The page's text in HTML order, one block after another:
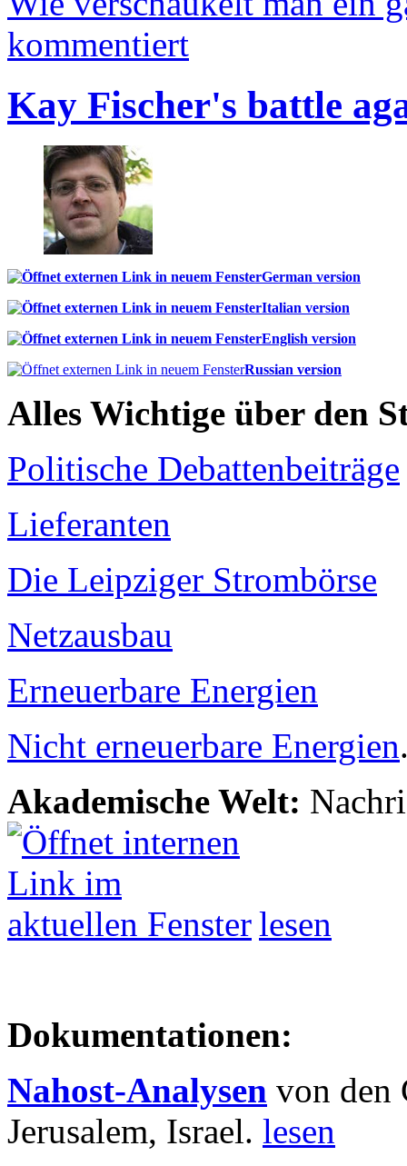
kommentiert
Kay Fischer's battle
German version
Italian version
English version
Russian version
Alles Wichtige über den
Politische Debattenbeiträge
Lieferanten
Die Leipziger Strombörse
Netzausbau
Erneuerbare Energien
Nicht erneuerbare Energien
Akademische Welt:
lesen
Dokumentationen:
Nahost-Analysen von den
Jerusalem, Israel. lesen